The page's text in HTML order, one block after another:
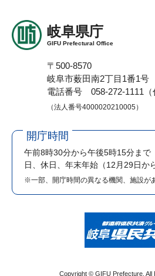
岐阜県庁
GIFU Prefectural Office
〒500-8570
岐阜市薮田南2丁目1番1号
電話番号 058-272-1111（
（法人番号4000020210005）
開庁時間
午前8時30分から午後5時15分まで
日、休日、年末年始（12月29日か
※一部、開庁時間の異なる機関、施設が
Copyright © GIFU Prefecture. All